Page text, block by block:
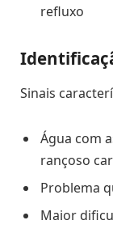
refluxo
Sinais
Água com
rançoso
Problema
Maior